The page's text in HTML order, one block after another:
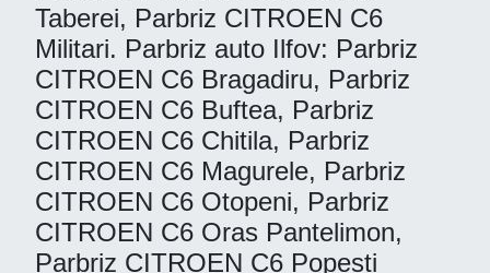
Taberei, Parbriz CITROEN C6
Militari. Parbriz auto Ilfov: Parbriz
CITROEN C6 Bragadiru, Parbriz
CITROEN C6 Buftea, Parbriz
CITROEN C6 Chitila, Parbriz
CITROEN C6 Magurele, Parbriz
CITROEN C6 Otopeni, Parbriz
CITROEN C6 Oras Pantelimon,
Parbriz CITROEN C6 Popesti